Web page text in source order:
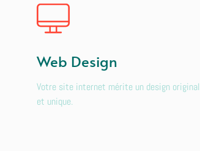
Web Design
Votre site internet mérite un design original
et unique.